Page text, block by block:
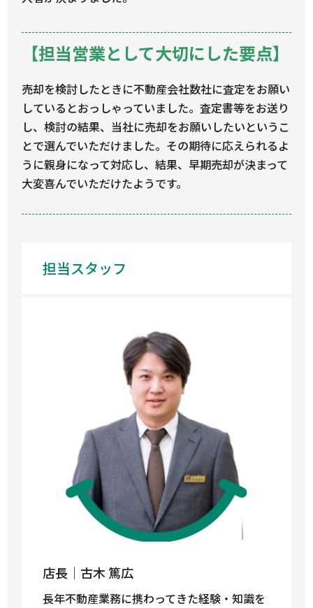
【担当営業として大切にした要点】
売却を検討したときに不動産会社数社に査定をお願い
しているとおっしゃっていました。査定書等をお送り
し、検討の結果、当社に売却をお願いしたいというこ
とで選んでいただけました。その期待に応えられるよ
うに親身になって対応し、結果、早期売却が決まって
大変喜んでいただけたようです。
担当スタッフ
店長｜古木 篤広
長年不動産業務に携わってきた経験・知識を